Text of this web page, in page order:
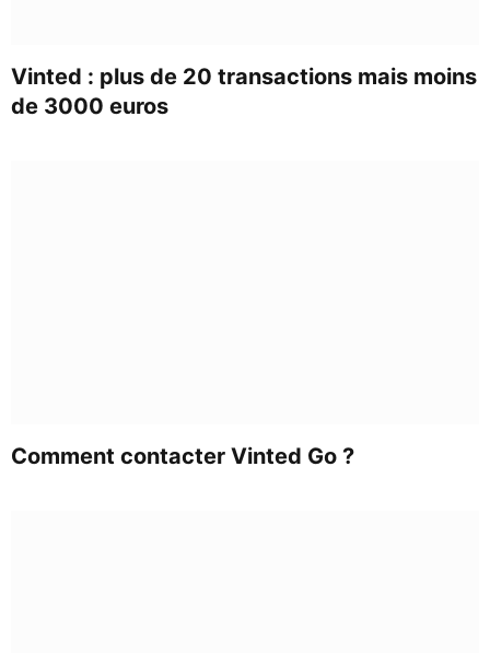
Vinted : plus de 20 transactions mais moins
de 3000 euros​
Comment contacter Vinted Go ?